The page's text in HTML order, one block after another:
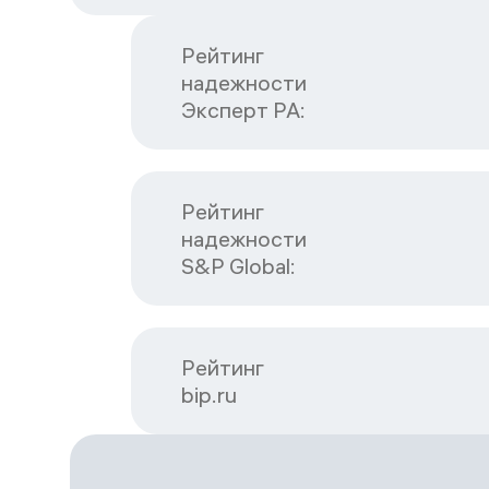
Рейтинг
надежности
Эксперт РА:
Рейтинг
надежности
S&P Global:
Рейтинг
bip.ru